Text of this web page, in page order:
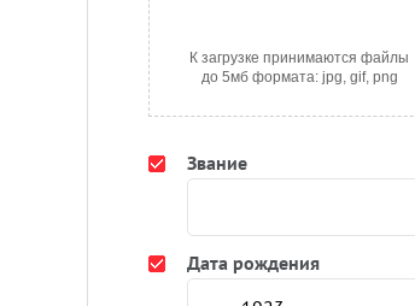
К загрузке принимаются файлы
до 5мб формата: jpg, gif, png
Звание
Дата рождения